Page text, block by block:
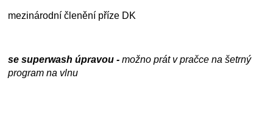
mezinárodní členění příze DK
se superwash úpravou - možno prát v pračce na šetrný
program na vlnu